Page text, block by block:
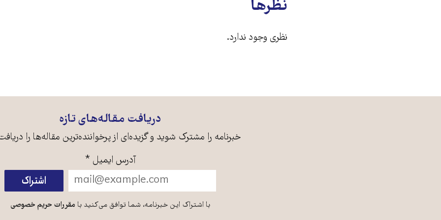
نظرها
نظری وجود ندارد.
دریافت مقاله‌های تازه
خبرنامه را مشترک شوید و گزیده‌ای از پرخواننده‌ترین مقاله‌ها را
آدرس ایمیل *
با اشتراک این خبرنامه، شما توافق می‌کنید با مقررات حریم خصوصی